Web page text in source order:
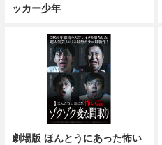
ッカー少年
劇場版 ほんとうにあった怖い